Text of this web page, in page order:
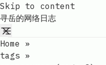
Skip to content
寻岳的网络日志
Home
»
tags »